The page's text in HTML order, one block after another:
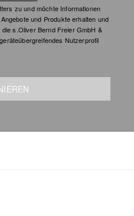
zu und möchte Informationen
und Produkte erhalten und
s.Oliver Bernd Freier GmbH &
Nutzerprofil